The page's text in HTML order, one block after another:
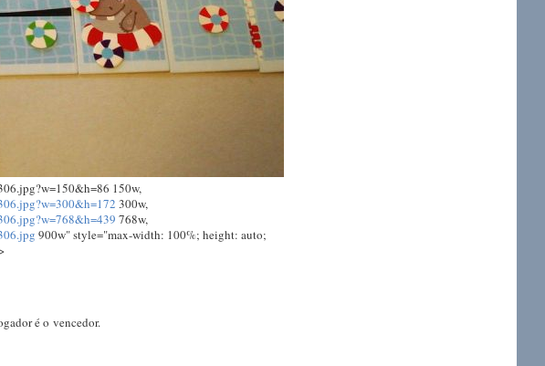
150w,
300w,
768w,
900w" style="max-width: 100%; height: auto;
é o vencedor.